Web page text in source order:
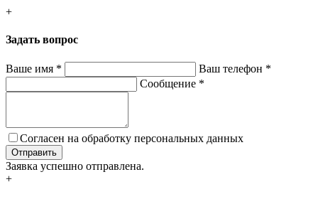
+
Задать вопрос
Ваше имя * Ваш телефон *
Сообщение *
Согласен на обработку персональных данных
Заявка успешно отправлена.
+